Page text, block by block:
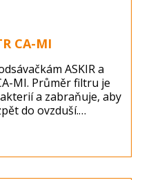
CA-MI
ASKIR a
MI. Průměr filtru je
a zabraňuje, aby
do ovzduší.
po každém
jako nebezpečný